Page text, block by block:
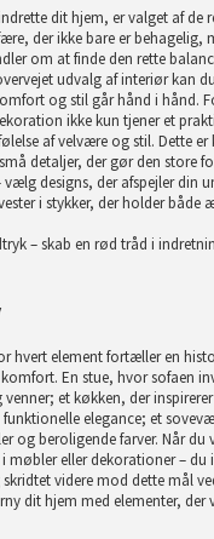
dit hjem, er valget af de
der ikke bare er behagelig,
om at finde den rette
udvalg af interiør kan
og stil går hånd i hånd.
ikke kun tjener et
af velvære og stil. Dette
detaljer, der gør den store
designs, der afspejler din
i stykker, der holder både
– skab en rød tråd i
hvert element fortæller en
En stue, hvor sofaen
et køkken, der
funktionelle elegance; et
og beroligende farver. Når
møbler eller dekorationer – du
videre mod dette mål
dit hjem med elementer, der